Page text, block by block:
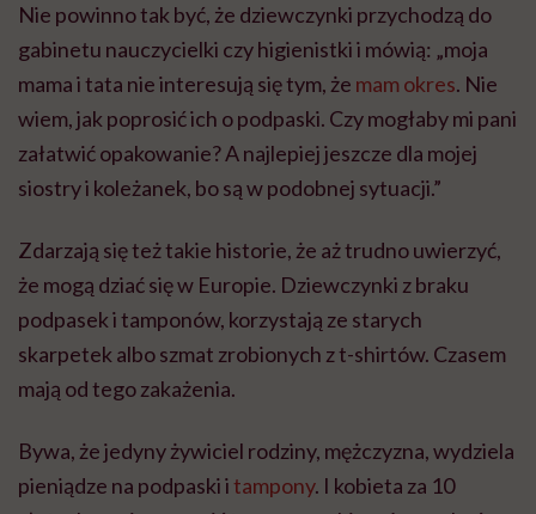
Nie powinno tak być, że dziewczynki przychodzą do
gabinetu nauczycielki czy higienistki i mówią: „moja
mama i tata nie interesują się tym, że mam okres. Nie
wiem, jak poprosić ich o podpaski. Czy mogłaby mi pani
załatwić opakowanie? A najlepiej jeszcze dla mojej
siostry i koleżanek, bo są w podobnej sytuacji.”
Zdarzają się też takie historie, że aż trudno uwierzyć,
że mogą dziać się w Europie. Dziewczynki z braku
podpasek i tamponów, korzystają ze starych
skarpetek albo szmat zrobionych z t-shirtów. Czasem
mają od tego zakażenia.
Bywa, że jedyny żywiciel rodziny, mężczyzna, wydziela
pieniądze na podpaski itampony. I kobieta za 10